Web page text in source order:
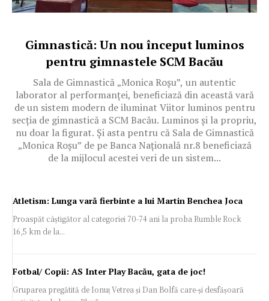
Gimnastică: Un nou început luminos
pentru gimnastele SCM Bacău
Sala de Gimnastică „Monica Roșu”, un autentic
laborator al performanței, beneficiază din această vară
de un sistem modern de iluminat Viitor luminos pentru
secția de gimnastică a SCM Bacău. Luminos și la propriu,
nu doar la figurat. Și asta pentru că Sala de Gimnastică
„Monica Roșu” de pe Banca Națională nr.8 beneficiază
de la mijlocul acestei veri de un sistem...
Atletism: Lunga vară fierbinte a lui Martin Benchea Joca
Proaspăt câștigător al categoriei 70-74 ani la proba Rumble Rock
16,5 km de la...
Fotbal/ Copii: AS Inter Play Bacău, gata de joc!
Gruparea pregătită de Ionuț Vetrea și Dan Bolfă care-și desfășoară